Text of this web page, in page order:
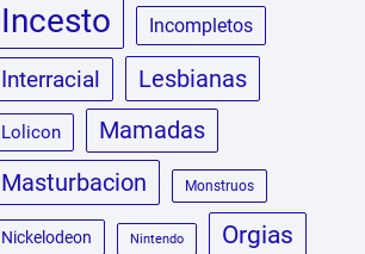
Incesto Incompletos
Interracial Lesbianas
Lolicon Mamadas
Masturbacion Monstruos
Nickelodeon Nintendo Orgias